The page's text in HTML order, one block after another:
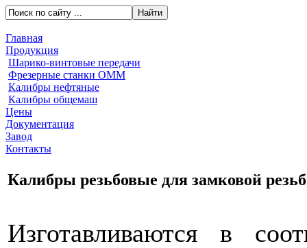
Главная
Продукция
Шарико-винтовые передачи
Фрезерные станки ОММ
Калибры нефтяные
Калибры общемаш
Цены
Документация
Завод
Контакты
Калибры резьбовые для замковой
Изготавливаются в